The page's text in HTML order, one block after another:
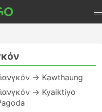
→ Kawthaung
→ Kyaiktiyo